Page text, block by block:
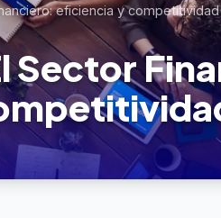
eficiencia y competitividad
Sector